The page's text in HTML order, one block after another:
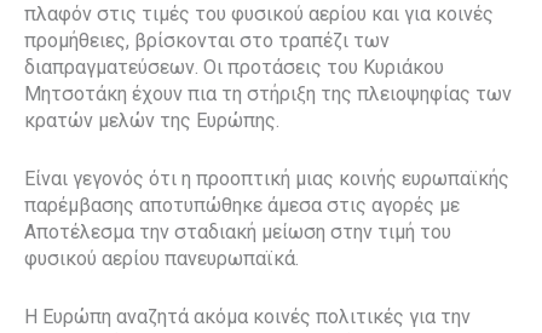
πλαφόν στις τιμές του φυσικού αερίου και για κοινές
προμήθειες, βρίσκονται στο τραπέζι των
διαπραγματεύσεων. Οι προτάσεις του Κυριάκου
Μητσοτάκη έχουν πια τη στήριξη της πλειοψηφίας των
κρατών μελών της Ευρώπης.
Είναι γεγονός ότι η προοπτική μιας κοινής ευρωπαϊκής
παρέμβασης αποτυπώθηκε άμεσα στις αγορές με
Αποτέλεσμα την σταδιακή μείωση στην τιμή του
φυσικού αερίου πανευρωπαϊκά.
Η Ευρώπη αναζητά ακόμα κοινές πολιτικές για την